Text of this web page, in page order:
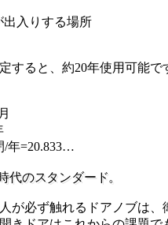
出入りする場所
すると、約20年使用可能で
/年=20.833…
代のスタンダード。
が必ず触れるドアノブは